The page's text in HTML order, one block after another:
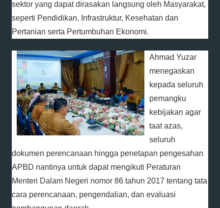
sektor yang dapat dirasakan langsung oleh Masyarakat,
seperti Pendidikan, Infrastruktur, Kesehatan dan
Pertanian serta Pertumbuhan Ekonomi.
Ahmad Yuzar
menegaskan
kepada seluruh
pemangku
kebijakan agar
taat azas,
seluruh
dokumen perencanaan hingga penetapan pengesahan
APBD nantinya untuk dapat mengikuti Peraturan
Menteri Dalam Negeri nomor 86 tahun 2017 tentang tata
cara perencanaan, pengendalian, dan evaluasi